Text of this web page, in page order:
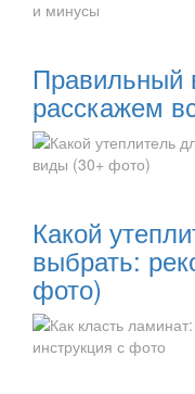
Правильный
расскажем
Какой
выбрать:
фото)